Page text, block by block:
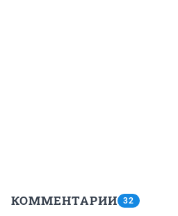
КОММЕНТАРИИ 32